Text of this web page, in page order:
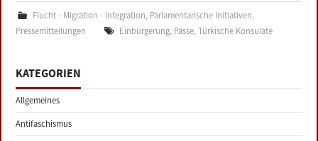
Flucht - Migration - Integration, Parlamentarische Initiativen,
Pressemitteilungen
Einbürgerung, Pässe, Türkische Konsulate
KATEGORIEN
Allgemeines
Antifaschismus